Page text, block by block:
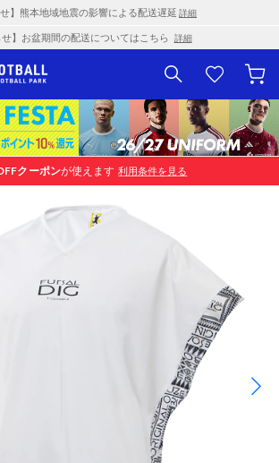
せ】熊本地域地震の影響による配送遅延 詳細
せ】お盆期間の配送についてはこちら 詳細
クーポンが使えます 利用条件を見る